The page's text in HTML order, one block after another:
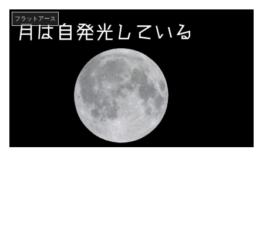
フラットアース